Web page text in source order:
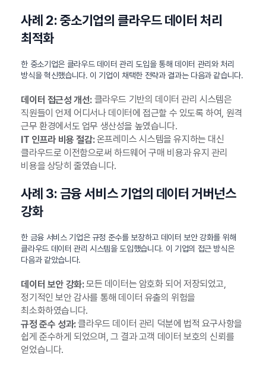
사례 2: 중소기업의 클라우드 데이터 처리
최적화
한 중소기업은 클라우드 데이터 관리 도입을 통해 데이터 관리와 처리
방식을 혁신했습니다. 이 기업이 채택한 전략과 결과는 다음과 같습니다.
데이터 접근성 개선:클라우드 기반의 데이터 관리 시스템은
직원들이 언제 어디서나 데이터에 접근할 수 있도록 하여, 원격
근무 환경에서도 업무 생산성을 높였습니다.
IT 인프라 비용 절감:온프레미스 시스템을 유지하는 대신
클라우드로 이전함으로써 하드웨어 구매 비용과 유지 관리
비용을 상당히 줄였습니다.
사례 3: 금융 서비스 기업의 데이터 거버넌스
강화
한 금융 서비스 기업은 규정 준수를 보장하고 데이터 보안 강화를 위해
클라우드 데이터 관리 시스템을 도입했습니다. 이 기업의 접근 방식은
다음과 같았습니다.
데이터 보안 강화:모든 데이터는 암호화 되어 저장되었고,
정기적인 보안 감사를 통해 데이터 유출의 위험을
최소화하였습니다.
규정 준수 성과:클라우드 데이터 관리 덕분에 법적 요구사항을
쉽게 준수하게 되었으며, 그 결과 고객 데이터 보호의 신뢰를
얻었습니다.